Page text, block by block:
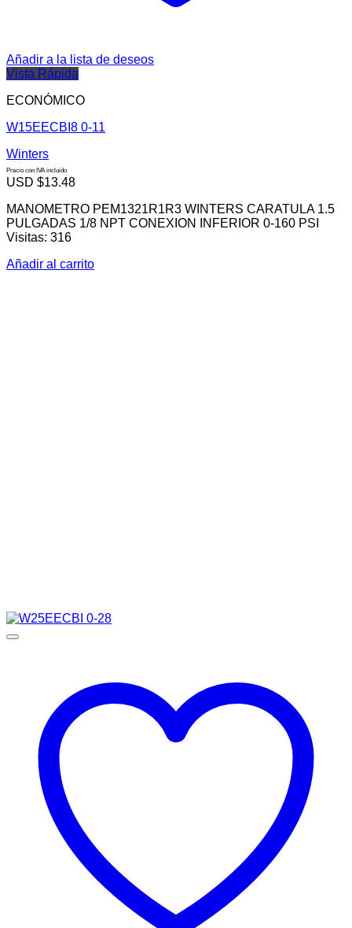
Añadir a la lista de deseos
Vista Rápida
ECONÓMICO
W15EECBI8 0-11
Winters
Precio con IVA incluido
USD $13.48
MANOMETRO PEM1321R1R3 WINTERS CARATULA 1.5
PULGADAS 1/8 NPT CONEXION INFERIOR 0-160 PSI
Visitas: 316
Añadir al carrito